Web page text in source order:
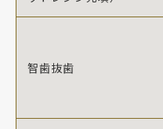
智歯抜歯